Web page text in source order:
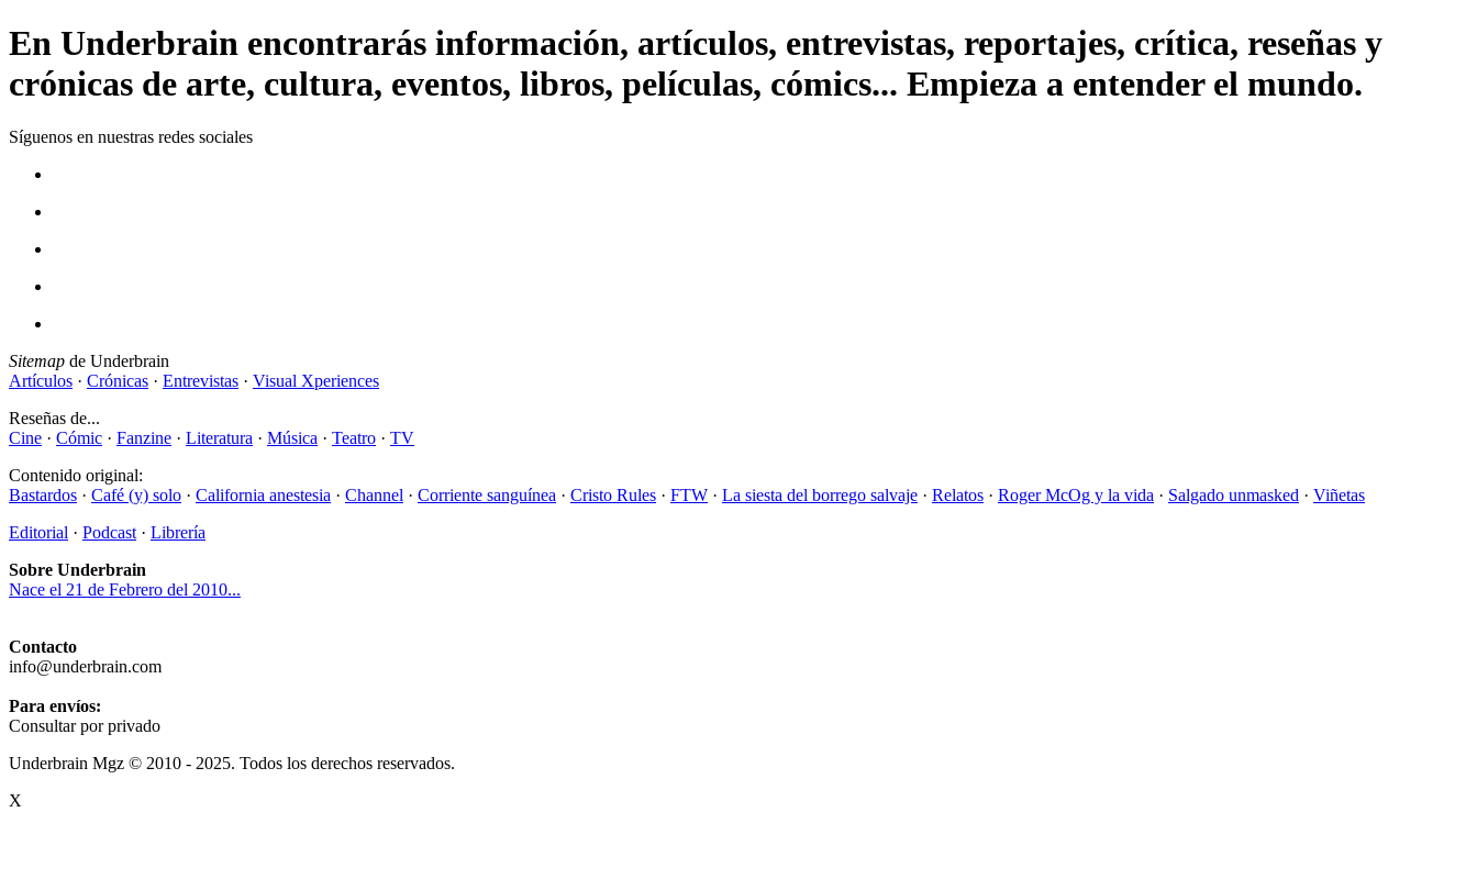
En Underbrain encontrarás información, artículos, entrevistas, reportajes, crítica, reseñas y
crónicas de arte, cultura, eventos, libros, películas, cómics... Empieza a entender el mundo.
Síguenos en nuestras redes sociales
Sitemap de Underbrain
Artículos · Crónicas · Entrevistas · Visual Xperiences
Reseñas de...
Cine · Cómic · Fanzine · Literatura · Música · Teatro · TV
Contenido original:
Bastardos · Café (y) solo · California anestesia · Channel · Corriente sanguínea · Cristo Rules · FTW · La siesta del borrego salvaje · Relatos · Roger McOg y la vida · Salgado unmasked · Viñetas
Editorial · Podcast · Librería
Sobre Underbrain
Nace el 21 de Febrero del 2010...
Contacto
info@underbrain.com
Para envíos:
Consultar por privado
Underbrain Mgz © 2010 - 2025. Todos los derechos reservados.
X